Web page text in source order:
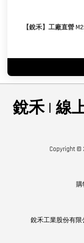
【銳禾】工廠直營
銳禾 | 線
Copyright ©
購
銳禾工業股份有限